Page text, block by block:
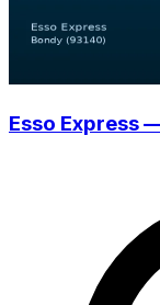
Esso Express